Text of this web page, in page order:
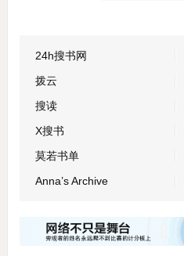
24h搜书网
拨云
搜读
X搜书
莫若书单
Anna’s Archive